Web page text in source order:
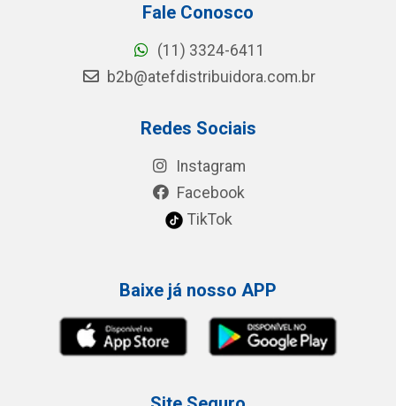
Fale Conosco
(11) 3324-6411
b2b@atefdistribuidora.com.br
Redes Sociais
Instagram
Facebook
TikTok
Baixe já nosso APP